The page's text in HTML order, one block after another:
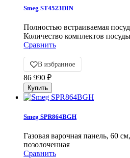
Smeg ST4523DIN
Полностью встраиваемая
Количество комплектов
Сравнить
В избранное
86 990 ₽
Smeg SPR864BGH
Газовая варочная панель, 60
позолоченная
Сравнить